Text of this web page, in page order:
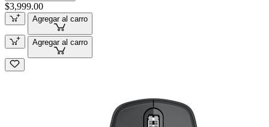
$3,999.00
Agregar al carro
Agregar al carro